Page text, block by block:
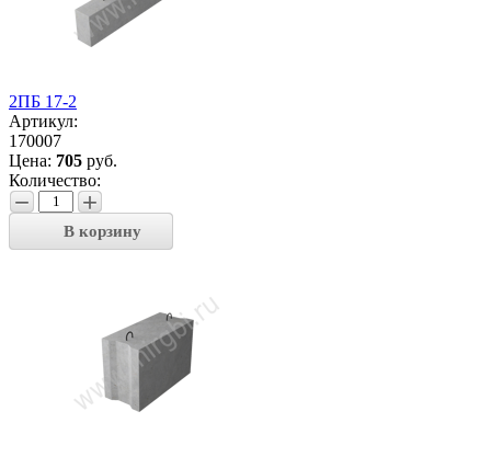
2ПБ 17-2
Артикул:
170007
Цена: 705 руб.
Количество:
− +
В корзину